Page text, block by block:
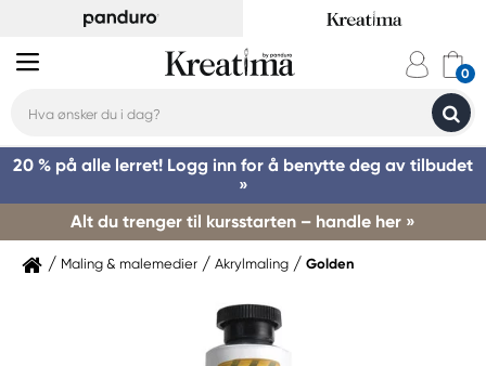
20 % på alle lerret! Logg inn for å benytte deg av tilbudet
»
Alt du trenger til kursstarten – handle her »
Maling & malemedier Akrylmaling Golden